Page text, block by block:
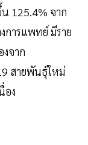
125.4% จาก
การแพทย์ มีราย
จาก
สายพันธุ์ใหม่
อง